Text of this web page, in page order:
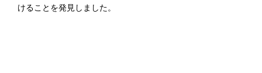
けることを発見しました。